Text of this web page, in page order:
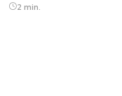
2 min.